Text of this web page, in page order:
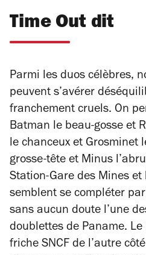
Time Out dit
Parmi les duos célèbres,
peuvent s’avérer
franchement cruels. On
Batman le beau-gosse et
le chanceux et Grosminet
grosse-tête et Minus
Station-Gare des Mines
semblent se compléter
sans aucun doute l’une
doublettes de Paname.
friche SNCF de l’autre